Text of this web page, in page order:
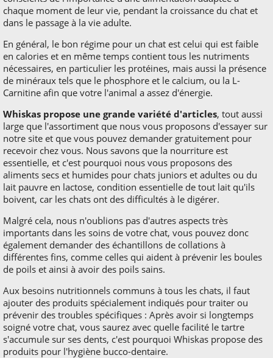
chaque moment de leur vie, pendant la croissance du chat et
dans le passage à la vie adulte.
En général, le bon régime pour un chat est celui qui est faible
en calories et en même temps contient tous les nutriments
nécessaires, en particulier les protéines, mais aussi la présence
de minéraux tels que le phosphore et le calcium, ou la L-
Carnitine afin que votre l'animal a assez d'énergie.
Whiskas propose une grande variété d'articles, tout aussi
large que l'assortiment que nous vous proposons d'essayer sur
notre site et que vous pouvez demander gratuitement pour
recevoir chez vous. Nous savons que la nourriture est
essentielle, et c'est pourquoi nous vous proposons des
aliments secs et humides pour chats juniors et adultes ou du
lait pauvre en lactose, condition essentielle de tout lait qu'ils
boivent, car les chats ont des difficultés à le digérer.
Malgré cela, nous n'oublions pas d'autres aspects très
importants dans les soins de votre chat, vous pouvez donc
également demander des échantillons de collations à
différentes fins, comme celles qui aident à prévenir les boules
de poils et ainsi à avoir des poils sains.
Aux besoins nutritionnels communs à tous les chats, il faut
ajouter des produits spécialement indiqués pour traiter ou
prévenir des troubles spécifiques : Après avoir si longtemps
soigné votre chat, vous saurez avec quelle facilité le tartre
s'accumule sur ses dents, c'est pourquoi Whiskas propose des
produits pour l'hygiène bucco-dentaire.